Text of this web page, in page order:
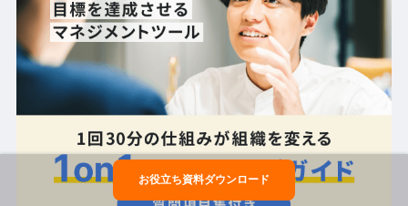
お役立ち資料ダウンロード